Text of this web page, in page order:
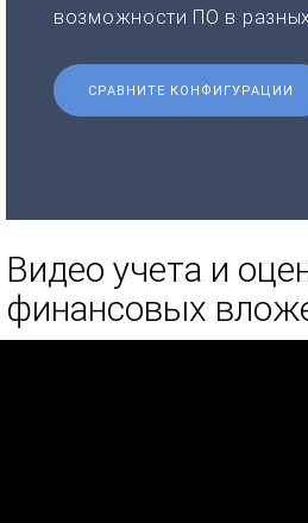
возможности ПО в
СРАВНИТЕ КОНФИГУРАЦИИ
Видео учета и
финансовых